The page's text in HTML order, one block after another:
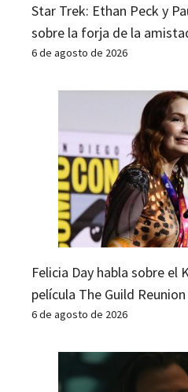
Star Trek: Ethan Peck y
sobre la forja de la
6 de agosto de 2026
Felicia Day habla sobre
película The Guild Reunion
6 de agosto de 2026